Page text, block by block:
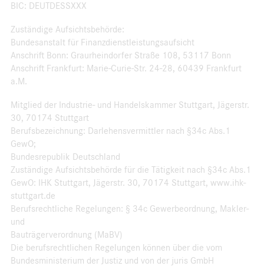
BIC: DEUTDESSXXX
Zuständige Aufsichtsbehörde:
Bundesanstalt für Finanzdienstleistungsaufsicht
Anschrift Bonn: Graurheindorfer Straße 108, 53117 Bonn
Anschrift Frankfurt: Marie-Curie-Str. 24-28, 60439 Frankfurt
a.M.
Mitglied der Industrie- und Handelskammer Stuttgart, Jägerstr.
30, 70174 Stuttgart
Berufsbezeichnung: Darlehensvermittler nach §34c Abs.1
GewO;
Bundesrepublik Deutschland
Zuständige Aufsichtsbehörde für die Tätigkeit nach §34c Abs.1
GewO: IHK Stuttgart, Jägerstr. 30, 70174 Stuttgart, www.ihk-
stuttgart.de
Berufsrechtliche Regelungen: § 34c Gewerbeordnung, Makler-
und
Bauträgerverordnung (MaBV)
Die berufsrechtlichen Regelungen können über die vom
Bundesministerium der Justiz und von der juris GmbH